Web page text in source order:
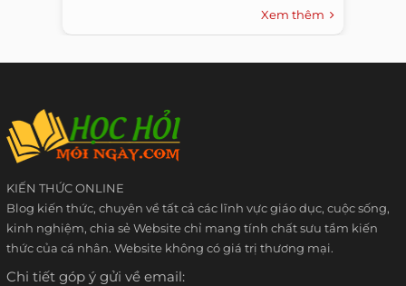
Xem thêm
KIẾN THỨC ONLINE
Blog kiến thức, chuyên về tất cả các lĩnh vực giáo dục, cuộc sống,
kinh nghiệm, chia sẻ Website chỉ mang tính chất sưu tầm kiến
thức của cá nhân. Website không có giá trị thương mại.
Chi tiết góp ý gửi về email: